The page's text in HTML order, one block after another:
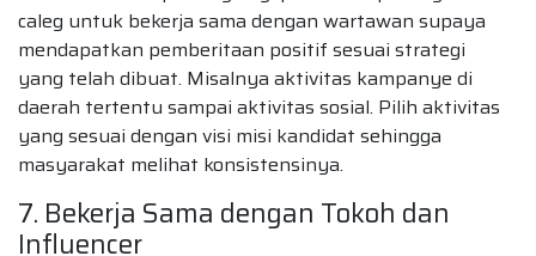
caleg untuk bekerja sama dengan wartawan supaya
mendapatkan pemberitaan positif sesuai strategi
yang telah dibuat. Misalnya aktivitas kampanye di
daerah tertentu sampai aktivitas sosial. Pilih aktivitas
yang sesuai dengan visi misi kandidat sehingga
masyarakat melihat konsistensinya.
7. Bekerja Sama dengan Tokoh dan
Influencer